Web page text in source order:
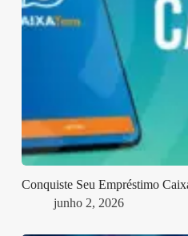
Conquiste Seu Empréstimo
junho 2, 2026